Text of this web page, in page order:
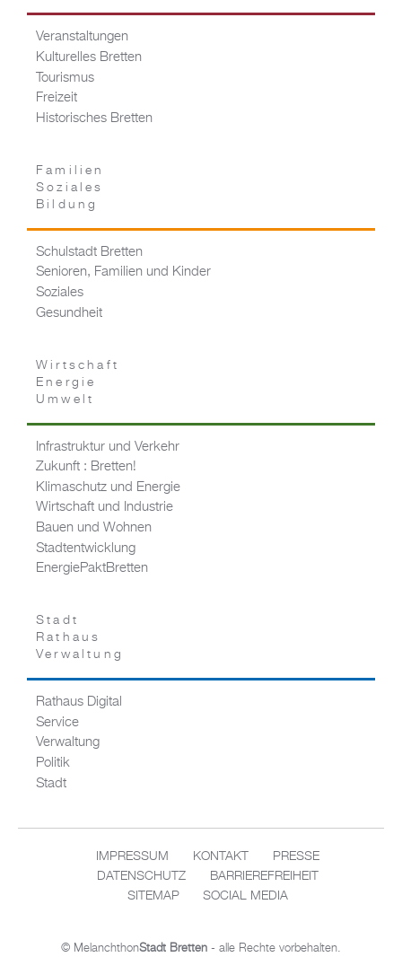
Veranstaltungen
Kulturelles Bretten
Tourismus
Freizeit
Historisches Bretten
Familien
Soziales
Bildung
Schulstadt Bretten
Senioren, Familien und Kinder
Soziales
Gesundheit
Wirtschaft
Energie
Umwelt
Infrastruktur und Verkehr
Zukunft : Bretten!
Klimaschutz und Energie
Wirtschaft und Industrie
Bauen und Wohnen
Stadtentwicklung
EnergiePaktBretten
Stadt
Rathaus
Verwaltung
Rathaus Digital
Service
Verwaltung
Politik
Stadt
IMPRESSUM KONTAKT
PRESSE
DATENSCHUTZ
BARRIEREFREIHEIT
SITEMAP
SOCIAL MEDIA
© MelanchthonStadt Bretten - alle Rechte vorbehalten.